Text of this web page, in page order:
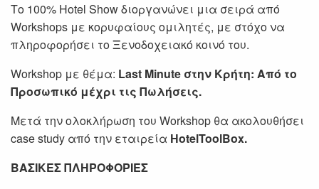
Το 100% Hotel Show διοργανώνει μια σειρά από
Workshops με κορυφαίους ομιλητές, με στόχο να
πληροφορήσει το Ξενοδοχειακό κοινό του.
Workshop με θέμα: Last Minute στην Κρήτη: Από το
Προσωπικό μέχρι τις Πωλήσεις.
Μετά την ολοκλήρωση του Workshop θα ακολουθήσει
case study από την εταιρεία HotelToolBox.
ΒΑΣΙΚΕΣ ΠΛΗΡΟΦΟΡΙΕΣ